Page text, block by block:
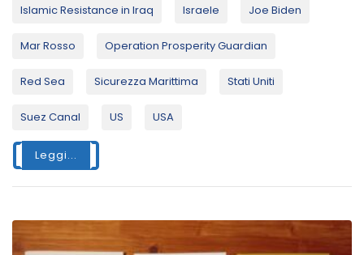
Islamic Resistance in Iraq Israele Joe Biden
Mar Rosso Operation Prosperity Guardian
Red Sea Sicurezza Marittima Stati Uniti
Suez Canal US USA
Leggi...